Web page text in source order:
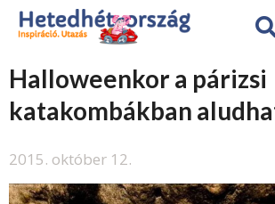
Halloweenkor a párizsi
katakombákban
2015. október 12.